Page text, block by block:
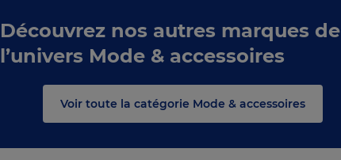
Découvrez nos autres marques de
l’univers Mode & accessoires
Voir toute la catégorie Mode & accessoires